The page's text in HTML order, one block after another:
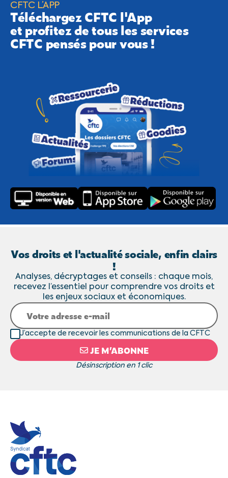
CFTC L’APP
Téléchargez CFTC l'App
et profitez de tous les services
CFTC pensés pour vous !
Vos droits et l'actualité sociale, enfin clairs
!
Analyses, décryptages et conseils : chaque mois,
recevez l’essentiel pour comprendre vos droits et
les enjeux sociaux et économiques.
JE M’ABONNE
Désinscription en 1 clic
J’accepte de recevoir les communications de la CFTC